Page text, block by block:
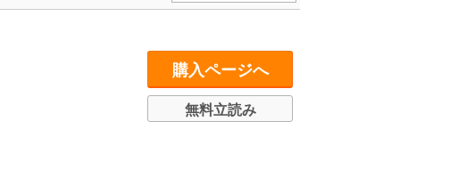
購入ページへ
無料立読み